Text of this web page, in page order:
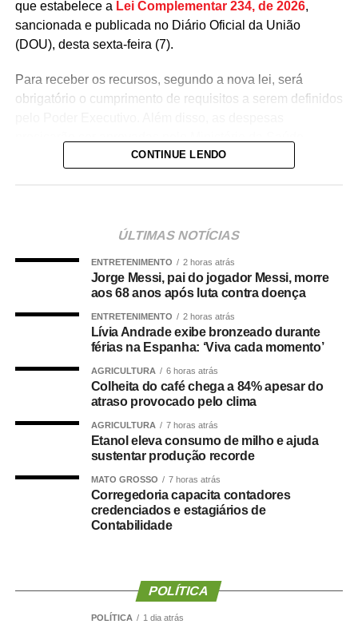
que estabelece a Lei Complementar 234, de 2026,
sancionada e publicada no Diário Oficial da União
(DOU), desta sexta-feira (7).
Para receber os recursos, segundo a nova lei, será
obrigatório o cumprimento de requisitos a serem definidos
A lei proíbe o uso dessas emendas para pagamento de
não seja relativo ao atendimento pré-hospitalar.
Com origem noProjeto de Lei Complementar (PLP)
, de autoria do deputado Guilherme Derrite (PP-
aprovada no Senado em julho
ano, com parecer favorável do senador Nelsinho Trad
Agência Senado (Reprodução autorizada mediante
citação da Agência Senado)
Agência Senado
COMENTE ABAIXO:
WhatsApp
Facebook
Twitter
Messenger
LinkedIn
Share
CONTINUE LENDO
ÚLTIMAS NOTÍCIAS
ENTRETENIMENTO 2 horas atrás
Jorge Messi, pai do jogador Messi, morre
aos 68 anos após luta contra doença
ENTRETENIMENTO 2 horas atrás
Lívia Andrade exibe bronzeado durante
férias na Espanha: ‘Viva cada momento’
AGRICULTURA 6 horas atrás
Colheita do café chega a 84% apesar do
atraso provocado pelo clima
AGRICULTURA 7 horas atrás
Etanol eleva consumo de milho e ajuda
sustentar produção recorde
MATO GROSSO 7 horas atrás
Corregedoria capacita contadores
credenciados e estagiários de
Contabilidade
POLÍTICA
POLÍTICA 1 dia atrás